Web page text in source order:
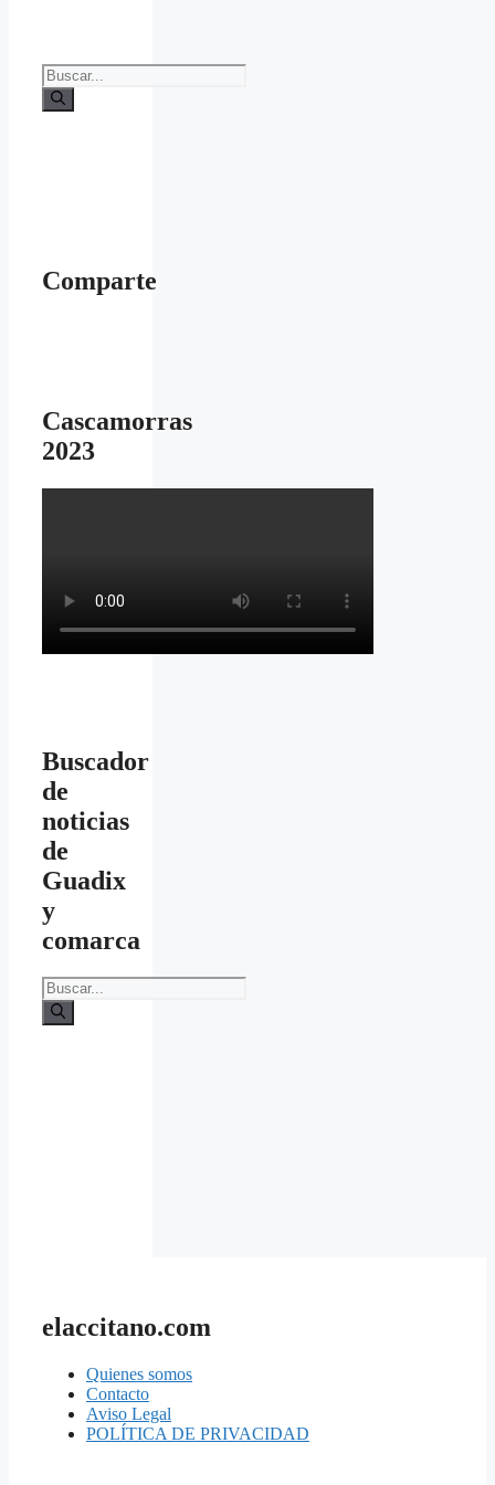
Buscar:
Comparte
Cascamorras
2023
Buscador
de
noticias
de
Guadix
y
comarca
Buscar:
elaccitano.com
Quienes somos
Contacto
Aviso Legal
POLÍTICA DE PRIVACIDAD